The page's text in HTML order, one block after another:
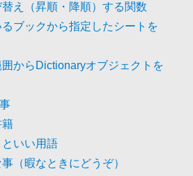
え（昇順・降順）する関数
ブックから指定したシートを
からDictionaryオブジェクトを
籍
いい用語
（暇なときにどうぞ）